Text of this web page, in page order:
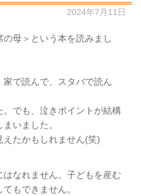
2024年7月11日
母＞という本を読みまし
で読んで、スタバで読ん
でも、泣きポイントが結構
いました。
えたかもしれません(笑)
なれません。子どもを産む
もできません。